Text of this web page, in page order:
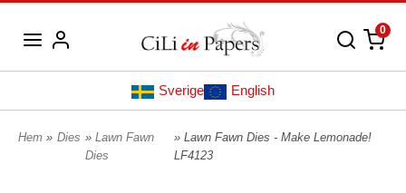
0
Sverige English
Hem » Dies » Lawn Fawn
Dies
» Lawn Fawn Dies - Make Lemonade!
LF4123